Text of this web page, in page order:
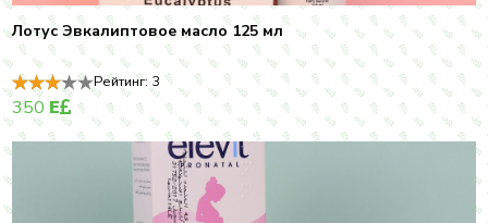
Лотус Эвкалиптовое масло 125 мл
Рейтинг: 3
350E